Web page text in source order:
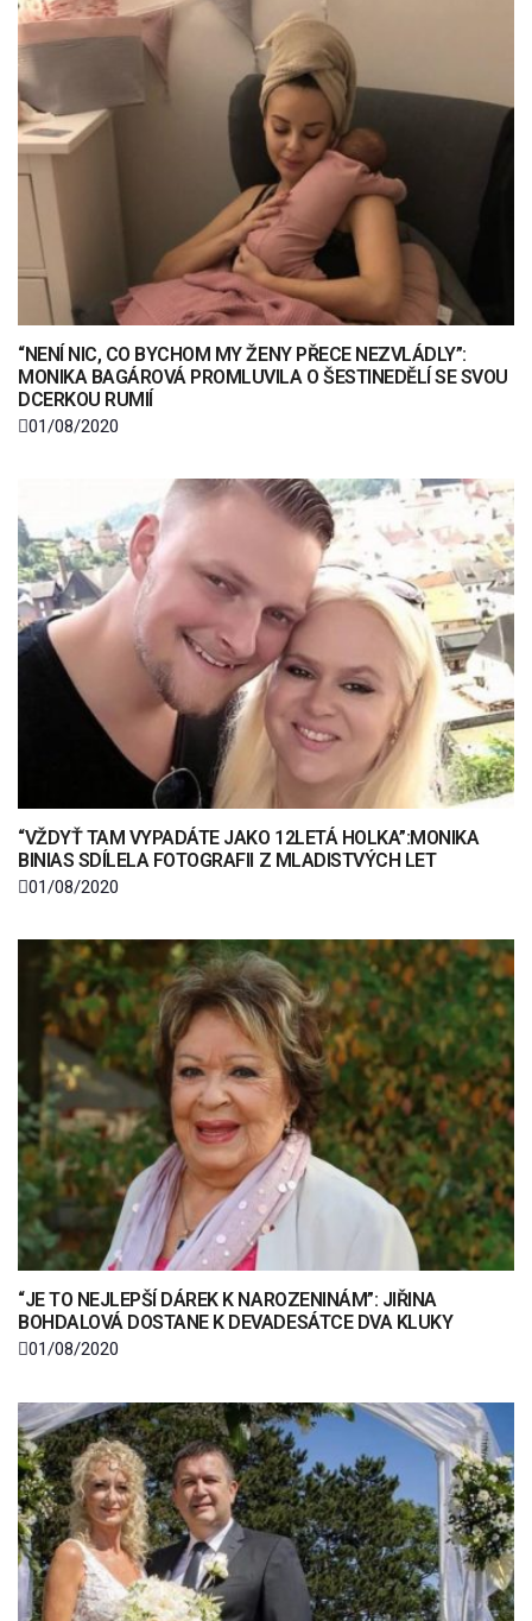
“NENÍ NIC, CO BYCHOM MY ŽENY PŘECE NEZVLÁDLY”:
MONIKA BAGÁROVÁ PROMLUVILA O ŠESTINEDĚLÍ SE SVOU
DCERKOU RUMIÍ
01/08/2020
“VŽDYŤ TAM VYPADÁTE JAKO 12LETÁ HOLKA”:MONIKA
BINIAS SDÍLELA FOTOGRAFII Z MLADISTVÝCH LET
01/08/2020
“JE TO NEJLEPŠÍ DÁREK K NAROZENINÁM”: JIŘINA
BOHDALOVÁ DOSTANE K DEVADESÁTCE DVA KLUKY
01/08/2020